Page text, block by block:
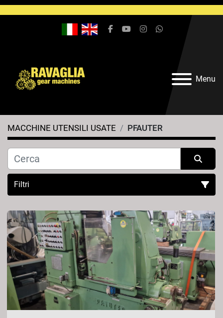
Menu
facebookyoutubeinstagramwhatsapp
MACCHINE UTENSILI USATE PFAUTER
Filtri
Tutte le categorie
Ordina per